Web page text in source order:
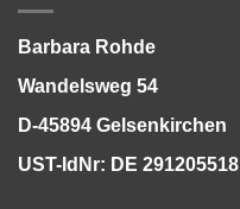
Barbara Rohde
Wandelsweg 54
D-45894 Gelsenkirchen
UST-IdNr: DE 291205518